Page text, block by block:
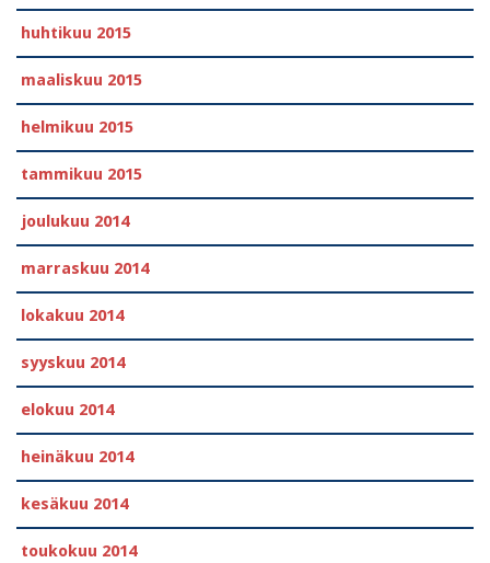
huhtikuu 2015
maaliskuu 2015
helmikuu 2015
tammikuu 2015
joulukuu 2014
marraskuu 2014
lokakuu 2014
syyskuu 2014
elokuu 2014
heinäkuu 2014
kesäkuu 2014
toukokuu 2014